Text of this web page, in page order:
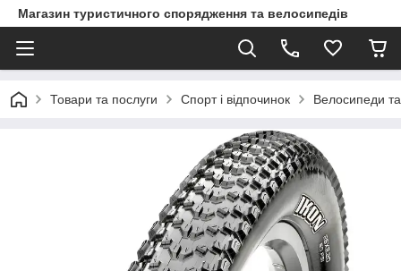
Магазин туристичного спорядження та велосипедів
Товари та послуги Спорт і відпочинок Велосипеди